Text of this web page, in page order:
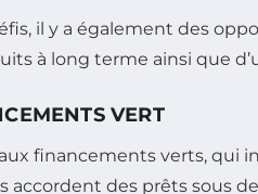
il y a également des
à long terme ainsi que
VERT
financements verts,
accordent des prêts sous